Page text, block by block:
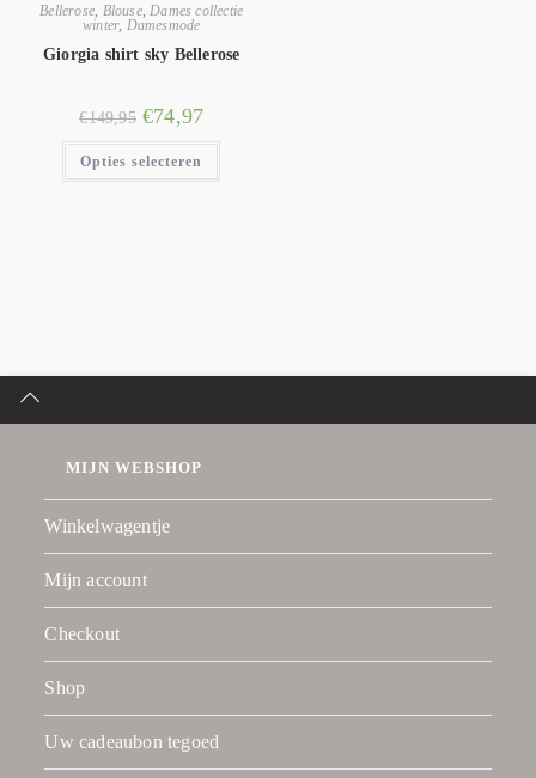
Bellerose Blouse, Dames collectie
winter, Damesmode
Giorgia shirt sky Bellerose
€149,95 €74,97
Opties selecteren
MIJN WEBSHOP
Winkelwagentje
Mijn account
Checkout
Shop
Uw cadeaubon tegoed